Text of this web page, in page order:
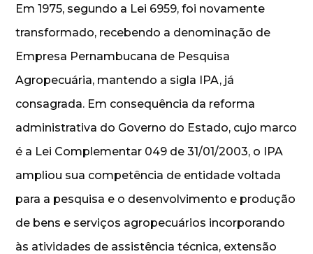
Em 1975, segundo a Lei 6959, foi novamente
transformado, recebendo a denominação de
Empresa Pernambucana de Pesquisa
Agropecuária, mantendo a sigla IPA, já
consagrada. Em consequência da reforma
administrativa do Governo do Estado, cujo marco
é a Lei Complementar 049 de 31/01/2003, o IPA
ampliou sua competência de entidade voltada
para a pesquisa e o desenvolvimento e produção
de bens e serviços agropecuários incorporando
às atividades de assistência técnica, extensão